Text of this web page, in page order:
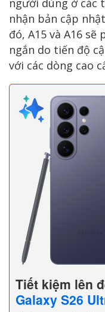
nhận bản cập
đó, A15 và A16
ngắn do tiến độ
với các dòng cao
Tiết kiệm lên
Galaxy S26